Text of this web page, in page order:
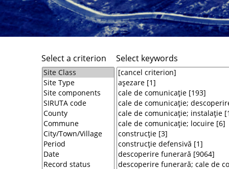
Select a criterion Select keywords